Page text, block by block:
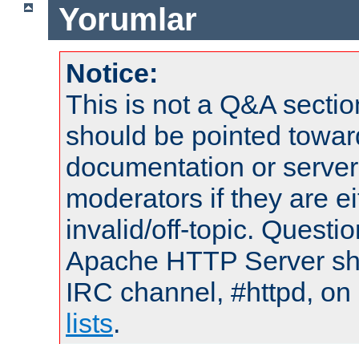
Yorumlar
Notice:
This is not a Q&A
should be pointed
documentation or
moderators if they are
invalid/off-topic.
Apache HTTP Server
IRC channel, #httpd,
lists.